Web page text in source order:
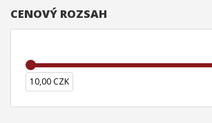
CENOVÝ ROZSAH
10,00 CZK